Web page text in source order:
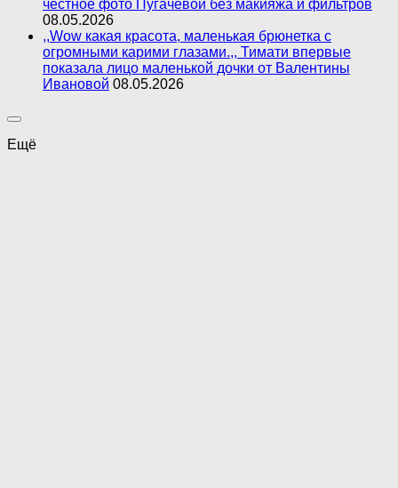
честное фото Пугачевой без макияжа и фильтров
08.05.2026
,,Wow какая красота, маленькая брюнетка с
огромными карими глазами.,, Тимати впервые
показала лицо маленькой дочки от Валентины
Ивановой 08.05.2026
Ещё